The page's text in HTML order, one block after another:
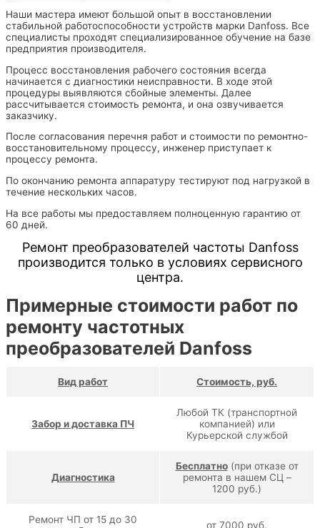
Наши мастера имеют большой опыт в восстановлении
стабильной работоспособности устройств марки Danfoss. Все
специалисты проходят специализированное обучение на базе
предприятия производителя.
Процесс восстановления рабочего состояния всегда
начинается с диагностики неисправности. В ходе этой
процедуры выявляются сбойные элементы. Далее
рассчитывается стоимость ремонта, и она озвучивается
заказчику.
После согласования перечня работ и стоимости по ремонтно-
восстановительному процессу, инженер приступает к
процессу ремонта.
По окончанию ремонта аппаратуру тестируют под нагрузкой в
течение нескольких часов.
На все работы мы предоставляем полноценную гарантию от
60 дней.
Ремонт преобразователей частоты Danfoss
производится только в условиях сервисного
центра.
Примерные стоимости работ по
ремонту частотных
преобразователей Danfoss
Вид работ Стоимость, руб.
Забор и доставка ПЧ
Любой ТК (транспортной
компанией) или
Курьерской службой
Диагностика
Бесплатно(при отказе от
ремонта в нашем СЦ –
1200 руб.)
Ремонт ЧП от 15 до 30
от 7000 руб.